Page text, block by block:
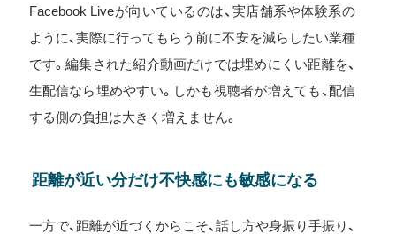
Facebook Liveが向いているのは、実店舗系や体験系の
ように、実際に行ってもらう前に不安を減らしたい業種
です。編集された紹介動画だけでは埋めにくい距離を、
生配信なら埋めやすい。しかも視聴者が増えても、配信
する側の負担は大きく増えません。
距離が近い分だけ不快感にも敏感になる
一方で、距離が近づくからこそ、話し方や身振り手振り、